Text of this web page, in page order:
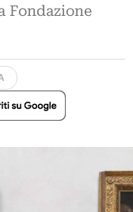
Fondazione